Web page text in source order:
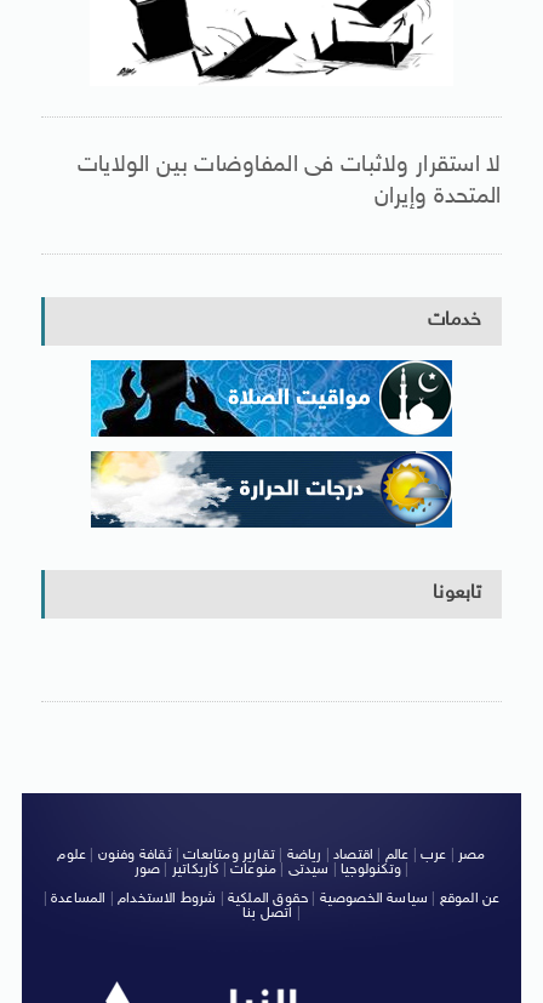
لا استقرار ولاثبات فى المفاوضات بين الولايات
المتحدة وإيران
خدمات
تابعونا
مصر عرب عالم اقتصاد رياضة |تقارير ومتابعات|ثقافة وفنون
علوم
وتكنولوجيا| سيدتى منوعات كاريكاتير صور
|
عن الموقع
سياسة الخصوصية حقوق الملكية شروط الاستخدام| المساعدة|
اتصل بنا